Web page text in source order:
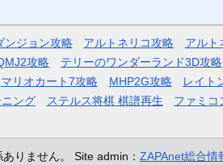
ンジョン攻略 アルトネリコ攻略 アルト
攻略 テリーのワンダーランド3D攻略
マリオカート7攻略 MHP2G攻略 レイト
ング ステルス将棋 棋譜再生 ファミコ
りません。 Site admin： ZAPAnet総合情